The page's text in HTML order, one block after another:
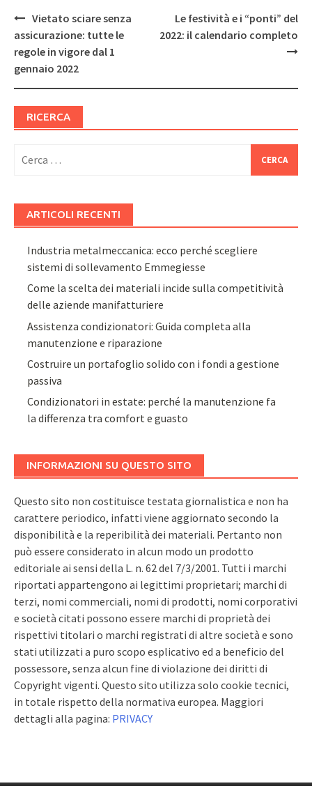
Post
navigation
Vietato sciare senza
assicurazione: tutte le
regole in vigore dal 1
gennaio 2022
Le festività e i “ponti” del
2022: il calendario completo
RICERCA
per:
ARTICOLI RECENTI
Industria metalmeccanica: ecco perché scegliere
sistemi di sollevamento Emmegiesse
Come la scelta dei materiali incide sulla competitività
delle aziende manifatturiere
Assistenza condizionatori: Guida completa alla
manutenzione e riparazione
Costruire un portafoglio solido con i fondi a gestione
passiva
Condizionatori in estate: perché la manutenzione fa
la differenza tra comfort e guasto
INFORMAZIONI SU QUESTO SITO
Questo sito non costituisce testata giornalistica e non ha
carattere periodico, infatti viene aggiornato secondo la
disponibilità e la reperibilità dei materiali. Pertanto non
può essere considerato in alcun modo un prodotto
editoriale ai sensi della L. n. 62 del 7/3/2001. Tutti i marchi
riportati appartengono ai legittimi proprietari; marchi di
terzi, nomi commerciali, nomi di prodotti, nomi corporativi
e società citati possono essere marchi di proprietà dei
rispettivi titolari o marchi registrati di altre società e sono
stati utilizzati a puro scopo esplicativo ed a beneficio del
possessore, senza alcun fine di violazione dei diritti di
Copyright vigenti. Questo sito utilizza solo cookie tecnici,
in totale rispetto della normativa europea. Maggiori
dettagli alla pagina: PRIVACY